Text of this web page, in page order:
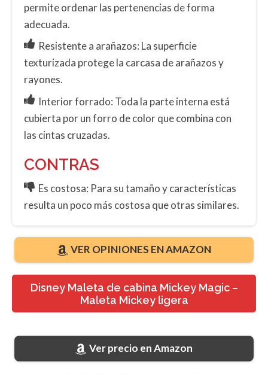
permite ordenar las pertenencias de forma
adecuada.
Resistente a arañazos: La superficie
texturizada protege la carcasa de arañazos y
rayones.
Interior forrado: Toda la parte interna está
cubierta por un forro de color que combina con
las cintas cruzadas.
CONTRAS
Es costosa: Para su tamaño y características
resulta un poco más costosa que otras similares.
VER OPINIONES EN AMAZON
Disney Maleta de cabina Mickey Magic –
Maleta Mickey ligera
Ver precio en Amazon